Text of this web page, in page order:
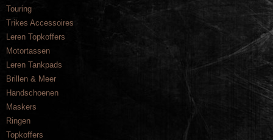
Touring
Trikes Accessoires
Leren Topkoffers
Motortassen
Leren Tankpads
Brillen & Meer
Handschoenen
Maskers
Ringen
Topkoffers